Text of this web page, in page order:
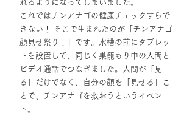
れるようになってしまいました。
これではチンアナゴの健康チェックすらで
きない！ そこで生まれたのが「チンアナゴ
顔見せ祭り！」です。水槽の前にタブレッ
トを設置して、同じく巣籠もり中の人間と
ビデオ通話でつなぎました。人間が「見
る」だけでなく、自分の顔を「見せる」こ
とで、チンアナゴを救おうというイベン
ト。